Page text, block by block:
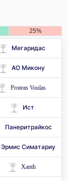
25%
Мегаридас
АО Микону
Proteas Voulas
Ист
Панеритрайкос
Эрмис Симатариу
Xanth